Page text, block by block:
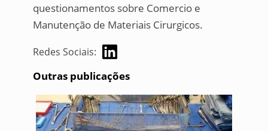
questionamentos sobre Comercio e
Manutenção de Materiais Cirurgicos.
Redes Sociais:
Outras publicações